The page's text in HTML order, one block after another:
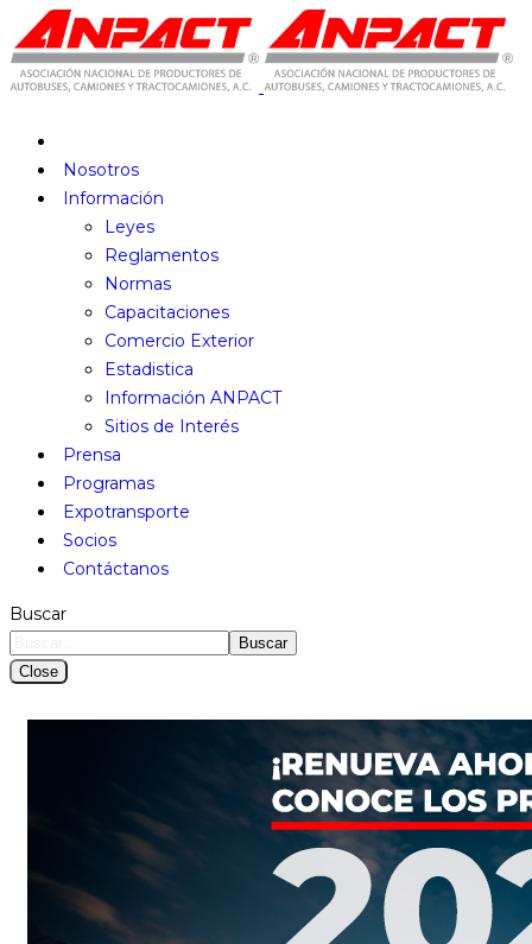
Nosotros
Información
Leyes
Reglamentos
Normas
Capacitaciones
Comercio Exterior
Estadistica
Información ANPACT
Sitios de Interés
Prensa
Programas
Expotransporte
Socios
Contáctanos
Buscar
Buscar
Close